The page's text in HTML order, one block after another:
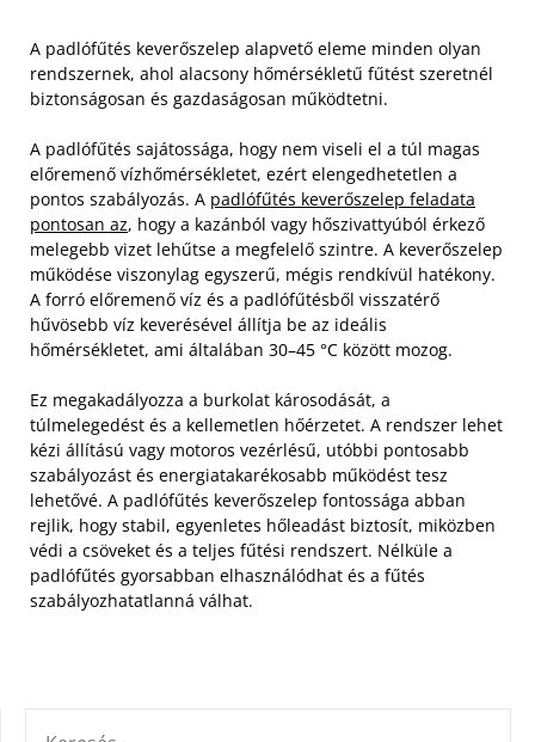
A padlófűtés keverőszelep alapvető eleme minden olyan
rendszernek, ahol alacsony hőmérsékletű fűtést szeretnél
biztonságosan és gazdaságosan működtetni.
A padlófűtés sajátossága, hogy nem viseli el a túl magas
előremenő vízhőmérsékletet, ezért elengedhetetlen a
pontos szabályozás. A padlófűtés keverőszelep feladata
pontosan az, hogy a kazánból vagy hőszivattyúból érkező
melegebb vizet lehűtse a megfelelő szintre. A keverőszelep
működése viszonylag egyszerű, mégis rendkívül hatékony.
A forró előremenő víz és a padlófűtésből visszatérő
hűvösebb víz keverésével állítja be az ideális
hőmérsékletet, ami általában 30–45 °C között mozog.
Ez megakadályozza a burkolat károsodását, a
túlmelegedést és a kellemetlen hőérzetet. A rendszer lehet
kézi állítású vagy motoros vezérlésű, utóbbi pontosabb
szabályozást és energiatakarékosabb működést tesz
lehetővé. A padlófűtés keverőszelep fontossága abban
rejlik, hogy stabil, egyenletes hőleadást biztosít, miközben
védi a csöveket és a teljes fűtési rendszert. Nélküle a
padlófűtés gyorsabban elhasználódhat és a fűtés
szabályozhatatlanná válhat.